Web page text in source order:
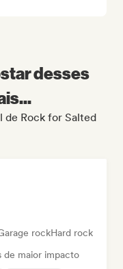
desses
de Rock for Salted
rockHard rock
de maior impacto